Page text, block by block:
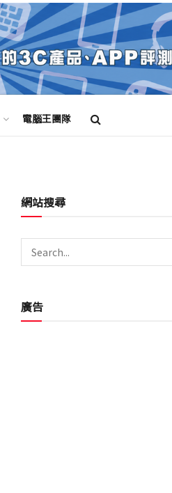
電腦王團隊
網站搜尋
廣告